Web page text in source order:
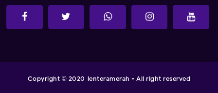
Copyright © 2020 lenteramerah - All right reserved